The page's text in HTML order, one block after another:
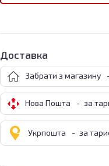
Доставка
Забрати з магазину
Нова Пошта - за
Укрпошта - за